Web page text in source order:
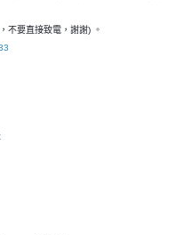
不要直接致電，謝謝) 。